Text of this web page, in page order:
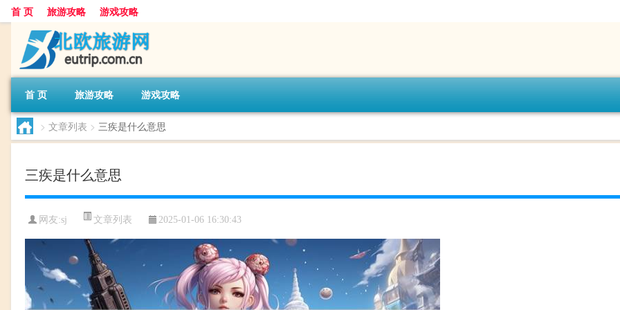
首 页 旅游攻略 游戏攻略
首 页 旅游攻略 游戏攻略
> 文章列表 > 三疾是什么意思
三疾是什么意思
网友:sj 文章列表 2025-01-06 16:30:43